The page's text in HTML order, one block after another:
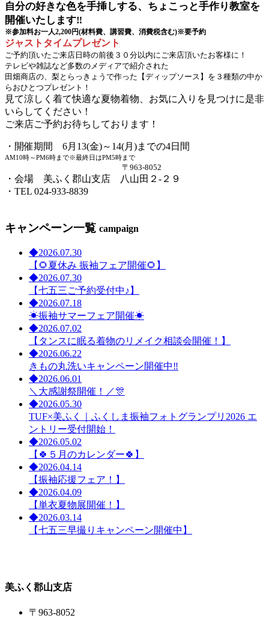
自分の好きな色を手挿しする、ちょこっと手作り教室を
開催いたします‼
※参加料お一人2,200円(材料費、講習費、消費税含む)※要予約
ジャストタイムプレゼント
ご予約頂いたご来店日時の前後３０分以内にご来店頂いたお客様に！
テレビや雑誌など多数のメディアで紹介された
田畑商店の、梨とらっきょうで作った【ディップソース】を３種類の中か
らおひとつプレゼント！
見て涼しく着て快適な夏物着物、お気に入りを見つけに是非
いらしてください！
ご来店ご予約お待ちしております！
・開催期間 6月13(金)～14(月)までの4日間
AM10時～PM6時まで※最終日はPM5時まで
〒963-8052
・会場 美ふく郡山支店 八山田２-２９
・TEL 024-933-8839
キャンペーン一覧 campaign
◆2026.07.30
【🌻夏休み 振袖フェア開催🌻】
◆2026.07.30
【七五三ご予約受付中♪】
◆2026.07.18
☀振袖サマーフェア開催☀
◆2026.07.02
【タンスに眠る着物のリメイク相談会開催！】
◆2026.06.22
きもの丸洗いキャンペーン開催中‼
◆2026.06.01
＼大感謝祭開催！／🎊
◆2026.05.30
TUF×美ふく｜ふくしま振袖フォトグランプリ2026 エ
ントリー受付開始！
◆2026.05.02
【🍀５月のカレンダー🍀】
◆2026.04.14
【振袖応援フェア！】
◆2026.04.09
【単衣夏物展開催！】
◆2026.03.14
【七五三早撮りキャンペーン開催中】
美ふく郡山支店
〒963-8052